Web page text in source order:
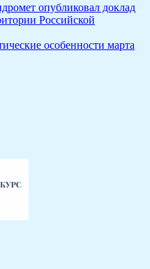
опубликовал доклад
Российской
особенности марта